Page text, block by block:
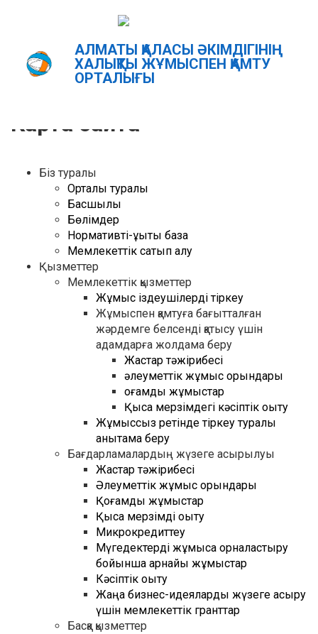
АЛМАТЫ ҚАЛАСЫ ӘКІМДІГІНІҢ
ХАЛЫҚТЫ ЖҰМЫСПЕН ҚАМТУ
ОРТАЛЫҒЫ
Главная Карта сайта
Карта сайта
Біз туралы
Орталық туралы
Басшылық
Бөлімдер
Нормативті-құқықтық база
Мемлекеттік сатып алу
Қызметтер
Мемлекеттік қызметтер
Жұмыс іздеушілерді тіркеу
Жұмыспен қамтуға бағытталған
жәрдемге белсенді қатысу үшін
адамдарға жолдама беру
Жастар тәжірибесі
әлеуметтік жұмыс орындары
қоғамдық жұмыстар
Қысқа мерзімдегі кәсіптік оқыту
Жұмыссыз ретінде тіркеу туралы
анықтама беру
Бағдарламалардың жүзеге асырылуы
Жастар тәжірибесі
Әлеуметтік жұмыс орындары
Қоғамдық жұмыстар
Қысқа мерзімді оқыту
Микрокредиттеу
Мүгедектерді жұмысқа орналастыру
бойынша арнайы жұмыстар
Кәсіптік оқыту
Жаңа бизнес-идеяларды жүзеге асыру
үшін мемлекеттік гранттар
Басқа қызметтер